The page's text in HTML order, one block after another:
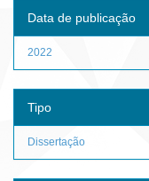
Data de publicação
2022
Tipo
Dissertação